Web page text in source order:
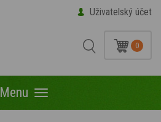
Uživatelský účet
0
Menu Menu